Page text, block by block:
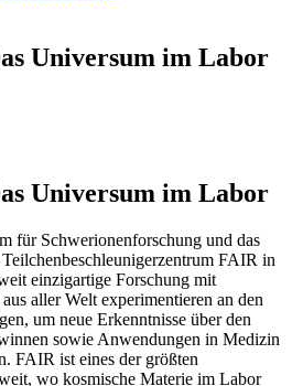
Universum im Labor
Universum im Labor
für Schwerionenforschung und das
FAIR in
einzigartige Forschung mit
aller Welt experimentieren an den
um neue Erkenntnisse über den
sowie Anwendungen in Medizin
FAIR ist eines der größten
wo kosmische Materie im Labor